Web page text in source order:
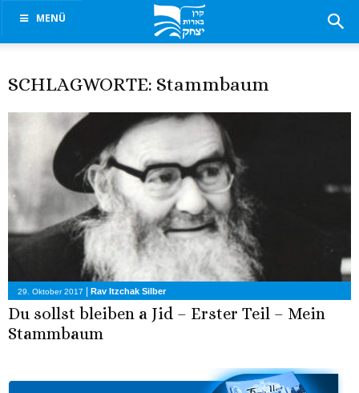
MENÜ
SCHLAGWORTE: Stammbaum
29. Oktober 2017 Rav Itzchak Silber
Du sollst bleiben a Jid – Erster Teil – Mein
Stammbaum